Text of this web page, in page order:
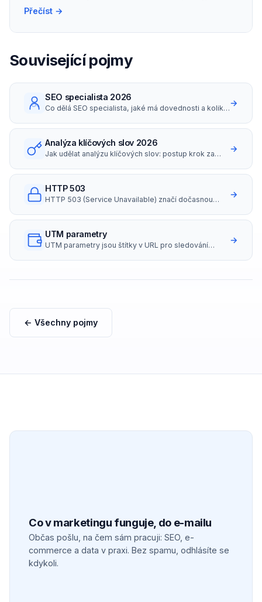
přesnost dat, AI Visibility i Seznam.
Přečíst →
Související pojmy
SEO specialista 2026
Co dělá SEO specialista, jaké má dovednosti a kolik
→
Analýza klíčových slov 2026
Jak udělat analýzu klíčových slov: postup krok za
strategie a search intent.
→
HTTP 503
HTTP 503 (Service Unavailable) značí dočasnou
→
UTM parametry
UTM parametry jsou štítky v URL pro sledování
→
← Všechny pojmy
Co v marketingu funguje, do e-mailu
Občas pošlu, na čem sám pracuji: SEO, e-
commerce a data v praxi. Bez spamu, odhlásíte se
kdykoli.